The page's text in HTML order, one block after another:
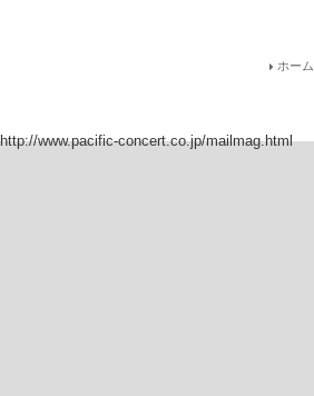
ホーム
http://www.pacific-concert.co.jp/mailmag.html